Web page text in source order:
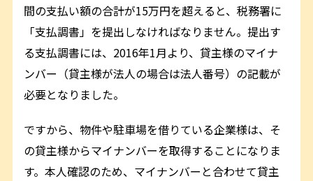
間の支払い額の合計が15万円を超えると、税務署に
「支払調書」を提出しなければなりません。提出す
る支払調書には、2016年1月より、貸主様のマイナ
ンバー（貸主様が法人の場合は法人番号）の記載が
必要となりました。
ですから、物件や駐車場を借りている企業様は、そ
の貸主様からマイナンバーを取得することになりま
す。本人確認のため、マイナンバーと合わせて貸主